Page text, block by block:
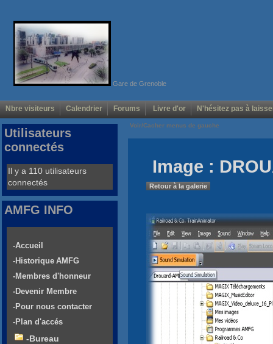
Gare de Grenoble
Nbre visiteurs Calendrier Forums Livre d'or N'hésitez pas à
Voir/Cacher menus de gauche
Image :
Retour à la galerie
Utilisateurs
connectés
Il y a 110 utilisateurs
connectés
AMFG INFO
-Accueil
-Historique AMFG
-Membres d'honneur
-Devenir Membre
-Pour nous contacter
-Plan d'accés
-Bureau